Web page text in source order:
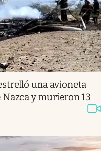
una avioneta
y murieron 13